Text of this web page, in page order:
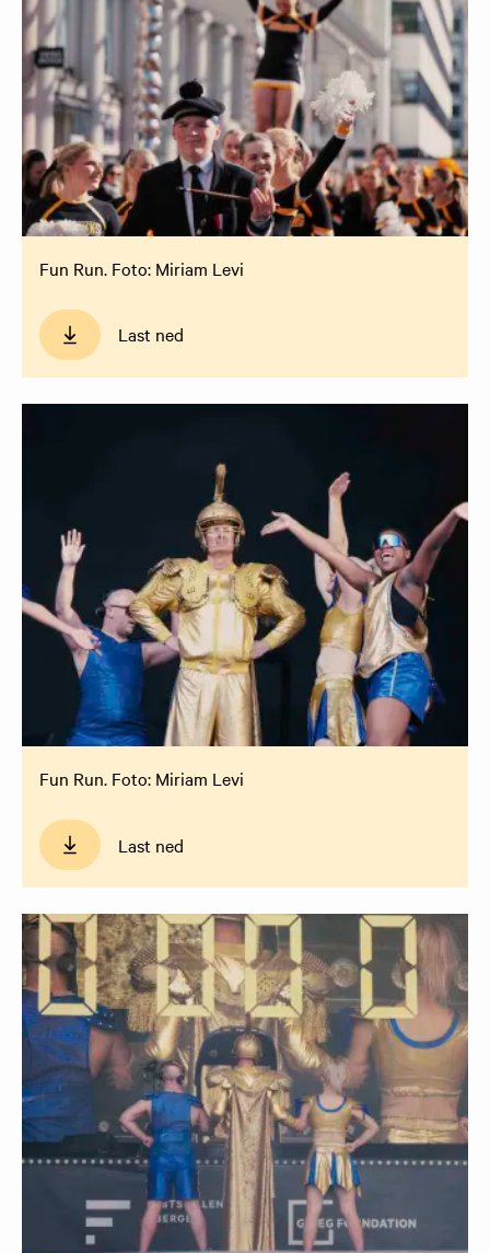
Fun Run. Foto: Miriam Levi
Last ned
Fun Run. Foto: Miriam Levi
Last ned